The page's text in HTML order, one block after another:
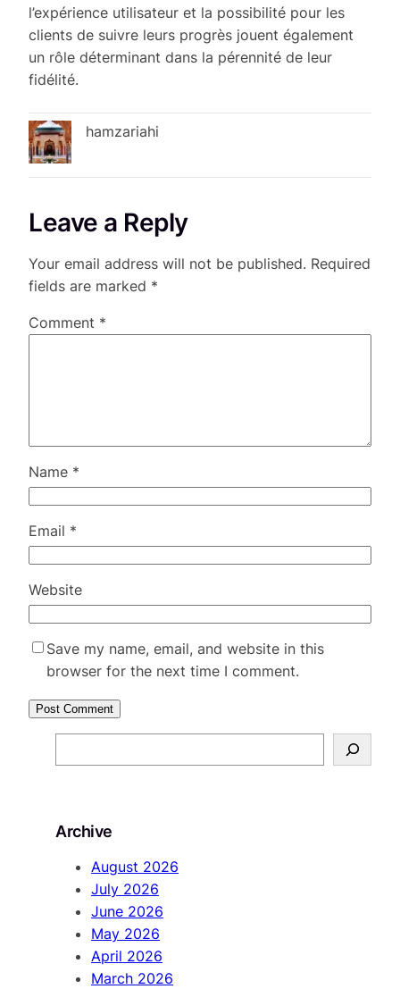
l’expérience utilisateur et la possibilité pour les
clients de suivre leurs progrès jouent également
un rôle déterminant dans la pérennité de leur
fidélité.
hamzariahi
Leave a Reply
Your email address will not be published. Required
fields are marked *
Comment *
Name *
Email *
Website
Save my name, email, and website in this
browser for the next time I comment.
e
c
Archive
August 2026
July 2026
June 2026
May 2026
April 2026
March 2026